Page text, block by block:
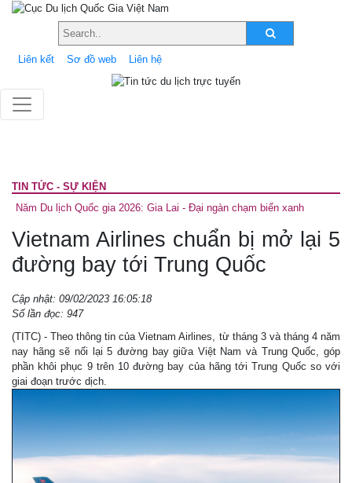
Liên kết Sơ đồ web Liên hệ
TIN TỨC - SỰ KIỆN
Năm Du lịch Quốc gia 2026: Gia Lai - Đại ngàn chạm biển xanh
Vietnam Airlines chuẩn bị mở lại 5
đường bay tới Trung Quốc
Cập nhật: 09/02/2023 16:05:18
Số lần đọc: 947
(TITC) - Theo thông tin của Vietnam Airlines, từ tháng 3 và tháng 4 năm
nay hãng sẽ nối lại 5 đường bay giữa Việt Nam và Trung Quốc, góp
phần khôi phục 9 trên 10 đường bay của hãng tới Trung Quốc so với
giai đoạn trước dịch.